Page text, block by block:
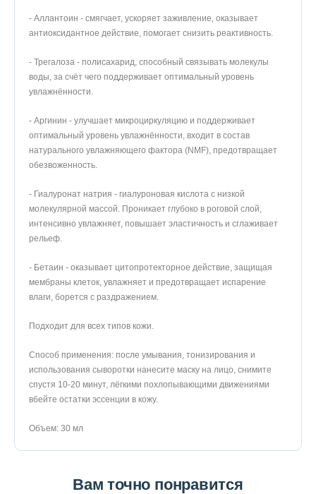
- Аллантоин - смягчает, ускоряет заживление, оказывает
антиоксидантное действие, помогает снизить реактивность.
- Трегалоза - полисахарид, способный связывать молекулы
воды, за счёт чего поддерживает оптимальный уровень
увлажнённости.
- Аргинин - улучшает микроциркуляцию и поддерживает
оптимальный уровень увлажнённости, входит в состав
натурального увлажняющего фактора (NMF), предотвращает
обезвоженность.
- Гиалуронат натрия - гиалуроновая кислота с низкой
молекулярной массой. Проникает глубоко в роговой слой,
интенсивно увлажняет, повышает эластичность и сглаживает
рельеф.
- Бетаин - оказывает цитопротекторное действие, защищая
мембраны клеток, увлажняет и предотвращает испарение
влаги, борется с раздражением.
Подходит для всех типов кожи.
Способ применения: после умывания, тонизирования и
использования сыворотки нанесите маску на лицо, снимите
спустя 10-20 минут, лёгкими похлопывающими движениями
вбейте остатки эссенции в кожу.
Объем: 30 мл
Вам точно понравится